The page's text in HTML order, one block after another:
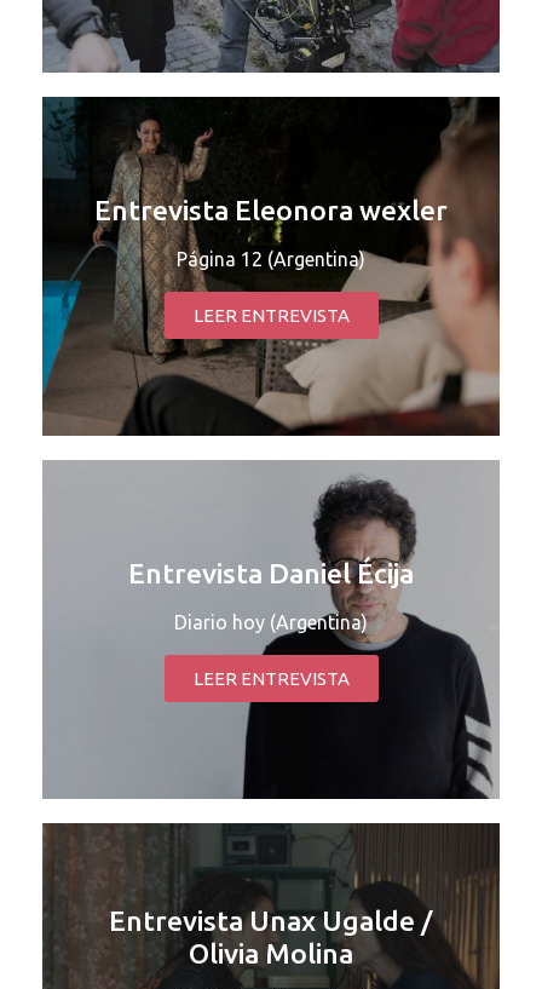
Entrevista Eleonora wexler
Página 12 (Argentina)
LEER ENTREVISTA
Entrevista Daniel Écija
Diario hoy (Argentina)
LEER ENTREVISTA
Entrevista Unax Ugalde /
Olivia Molina